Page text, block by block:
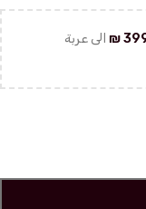
₪ الى عربة